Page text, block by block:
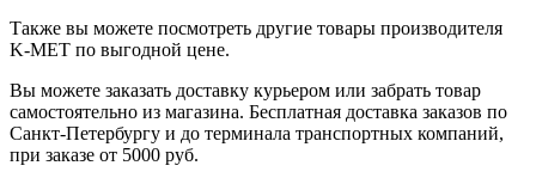
Также вы можете посмотреть другие товары производителя
K-MET по выгодной цене.
Вы можете заказать доставку курьером или забрать товар
самостоятельно из магазина. Бесплатная доставка заказов по
Санкт-Петербургу и до терминала транспортных компаний,
при заказе от 5000 руб.